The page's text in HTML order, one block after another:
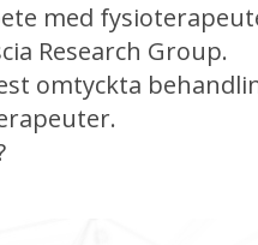
med
Research Group.
omtyckta